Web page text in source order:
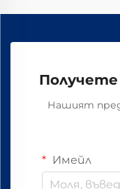
Нашият
Имейл